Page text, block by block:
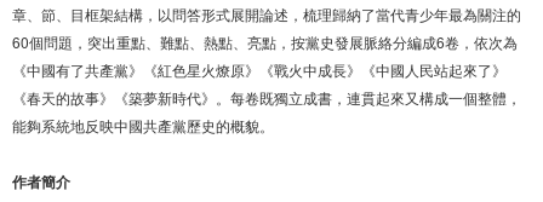
章、節、目框架結構，以問答形式展開論述，梳理歸納了當代青少年最為關注的
60個問題，突出重點、難點、熱點、亮點，按黨史發展脈絡分編成6卷，依次為
《中國有了共產黨》《紅色星火燎原》《戰火中成長》《中國人民站起來了》
《春天的故事》《築夢新時代》。每卷既獨立成書，連貫起來又構成一個整體，
能夠系統地反映中國共產黨歷史的概貌。
作者簡介